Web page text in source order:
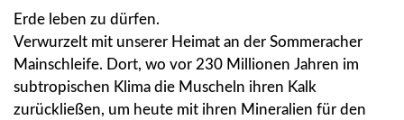
Erde leben zu dürfen.
Verwurzelt mit unserer Heimat an der Sommeracher
Mainschleife. Dort, wo vor 230 Millionen Jahren im
subtropischen Klima die Muscheln ihren Kalk
zurückließen, um heute mit ihren Mineralien für den